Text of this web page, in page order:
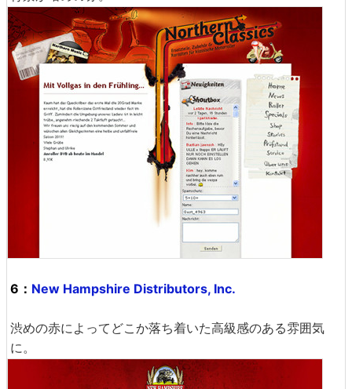
6： New Hampshire Distributors, Inc.
渋めの赤によってどこか落ち着いた高級感のある雰囲気
に。